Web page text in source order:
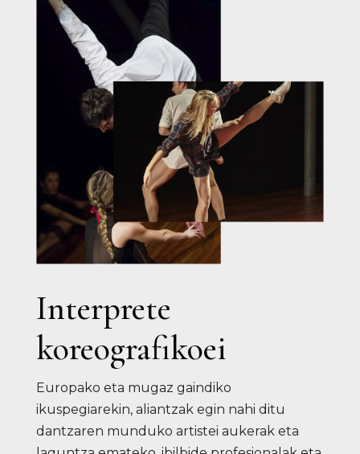
Interprete
koreografikoei
Europako eta mugaz gaindiko
ikuspegiarekin, aliantzak egin nahi ditu
dantzaren munduko artistei aukerak eta